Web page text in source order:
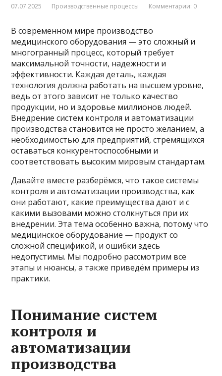
07.07.2025 Производственные процессы Комментарии: 0
В современном мире производство
медицинского оборудования — это сложный и
многогранный процесс, который требует
максимальной точности, надежности и
эффективности. Каждая деталь, каждая
технология должна работать на высшем уровне,
ведь от этого зависит не только качество
продукции, но и здоровье миллионов людей.
Внедрение систем контроля и автоматизации
производства становится не просто желанием, а
необходимостью для предприятий, стремящихся
оставаться конкурентоспособными и
соответствовать высоким мировым стандартам.
Давайте вместе разберёмся, что такое системы
контроля и автоматизации производства, как
они работают, какие преимущества дают и с
какими вызовами можно столкнуться при их
внедрении. Эта тема особенно важна, потому что
медицинское оборудование — продукт со
сложной спецификой, и ошибки здесь
недопустимы. Мы подробно рассмотрим все
этапы и нюансы, а также приведём примеры из
практики.
Понимание систем
контроля и
автоматизации
производства